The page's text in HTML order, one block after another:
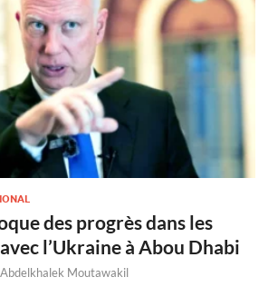
des progrès dans les
l’Ukraine à Abou Dhabi
Abdelkhalek Moutawakil